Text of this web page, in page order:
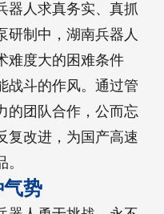
器人求真务实、真抓
研制中，湖南兵器人
难度大的困难条件
战斗的作风。通过管
的团队合作，公而忘
复改进，为国产高速
气势